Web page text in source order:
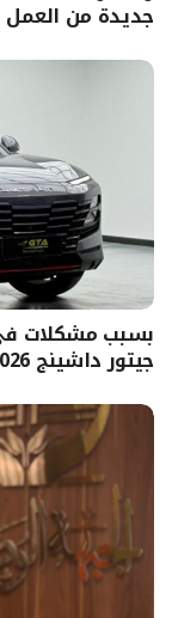
جديدة من العمل
بسبب مشكلات
جيتور داشينج 2026